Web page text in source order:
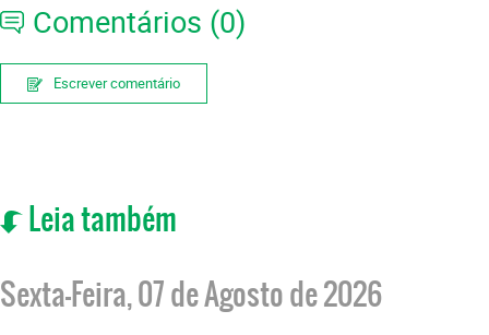
Comentários (0)
Escrever comentário
Leia também
Sexta-Feira, 07 de Agosto de 2026